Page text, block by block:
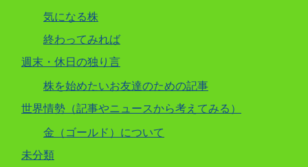
気になる株
終わってみれば
週末・休日の独り言
株を始めたいお友達のための記事
世界情勢（記事やニュースから考えてみる）
金（ゴールド）について
未分類